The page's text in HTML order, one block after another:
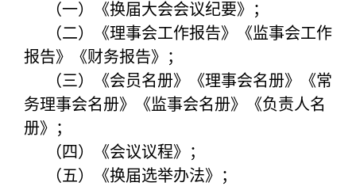
（一）《换届大会会议纪要》；
（二）《理事会工作报告》《监事会工作
报告》《财务报告》；
（三）《会员名册》《理事会名册》《常
务理事会名册》《监事会名册》《负责人名
册》；
（四）《会议议程》；
（五）《换届选举办法》；